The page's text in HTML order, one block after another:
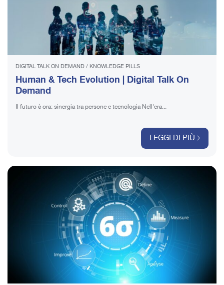
DIGITAL TALK ON DEMAND/ KNOWLEDGE PILLS
Human & Tech Evolution | Digital Talk On
Demand
Il futuro è ora: sinergia tra persone e tecnologia Nell’era...
LEGGI DI PIÙ